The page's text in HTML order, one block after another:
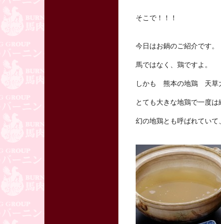
そこで！！！
今日はお鍋のご紹介です。
馬ではなく、鶏ですよ。
しかも 熊本の地鶏 天草
とても大きな地鶏で一度
幻の地鶏とも呼ばれてい